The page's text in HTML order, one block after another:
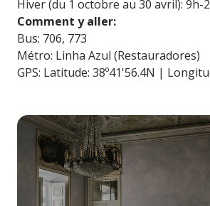
Hiver (du 1 octobre au 30 avril): 9h-
Comment y aller:
Bus: 706, 773
Métro: Linha Azul (Restauradores)
GPS: Latitude: 38º41'56.4N |